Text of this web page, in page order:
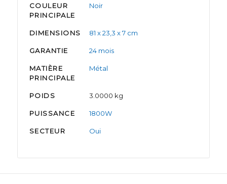
COULEUR
PRINCIPALE
Noir
DIMENSIONS 81 x 23,3 x 7 cm
GARANTIE 24 mois
MATIÈRE
PRINCIPALE
Métal
POIDS 3.0000 kg
PUISSANCE 1800W
SECTEUR Oui